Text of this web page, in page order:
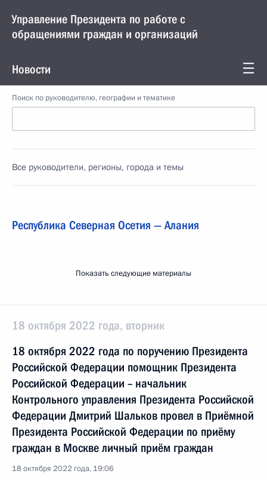
Управление Президента по работе с
обращениями граждан и организаций
Новости
Поиск по руководителю, географии и тематике
Все руководители, регионы, города и темы
Республика Северная Осетия — Алания
Показать следующие материалы
18 октября 2022 года, вторник
18 октября 2022 года по поручению Президента
Российской Федерации помощник Президента
Российской Федерации – начальник
Контрольного управления Президента Российской
Федерации Дмитрий Шальков провел в Приёмной
Президента Российской Федерации по приёму
граждан в Москве личный приём граждан
18 октября 2022 года, 19:06